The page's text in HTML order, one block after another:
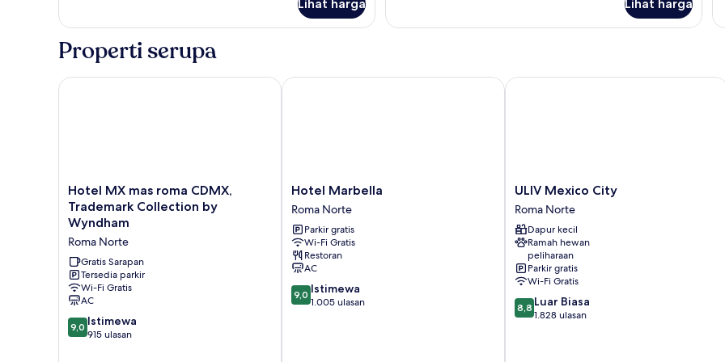
Double
Standar,
2
Tempat
Tidur
Double
Lihat harga
Kamar
Lihat harga
Properti serupa
Hotel
MX
mas
roma
CDMX,
Trademark
Collection
by
Wyndham
Roma
Norte
Hotel MX mas roma CDMX,
Trademark Collection by
Wyndham
Roma Norte
Gratis Sarapan
Tersedia parkir
Wi-Fi Gratis
AC
9.0
dari
9,0 Istimewa
915 ulasan
Hotel MX mas roma CDMX, Trademark Collection by Wyndham
Hotel
Marbella
Roma
Norte
Hotel Marbella
Roma Norte
Parkir gratis
Wi-Fi Gratis
Restoran
AC
9.0
dari
9,0 Istimewa
1.005 ulasan
Hotel Marbella
ULIV
Mexico
City
Roma
Norte
ULIV Mexico City
Roma Norte
Dapur kecil
Ramah hewan
peliharaan
Parkir gratis
Wi-Fi Gratis
8.8
dari
8,8 Luar Biasa
1.828 ulasan
ULIV Mexico City